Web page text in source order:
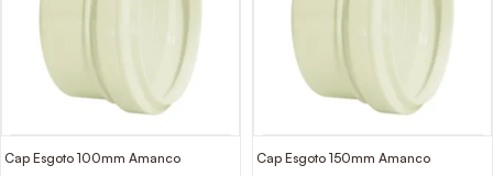
Cap Esgoto 100mm Amanco Cap Esgoto 150mm Amanco